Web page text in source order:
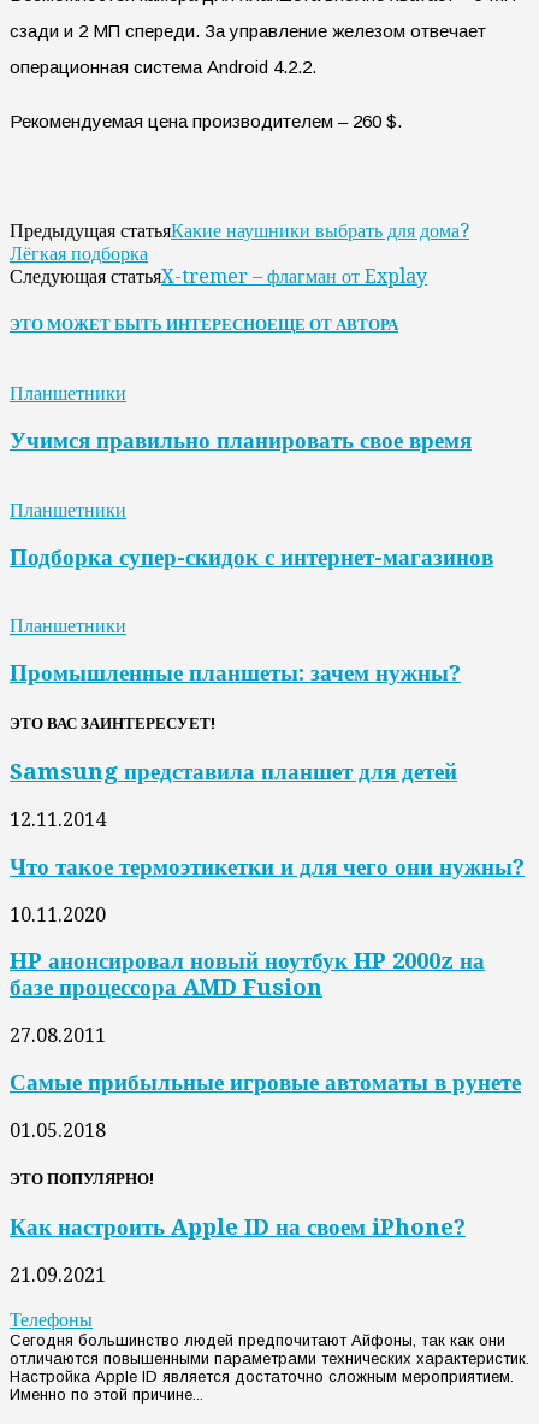
сзади и 2 МП спереди. За управление железом отвечает
операционная система Android 4.2.2.
Рекомендуемая цена производителем – 260 $.
Предыдущая статьяКакие наушники выбрать для дома?
Лёгкая подборка
Следующая статьяX-tremer – флагман от Explay
ЭТО МОЖЕТ БЫТЬ ИНТЕРЕСНОЕЩЕ ОТ АВТОРА
Планшетники
Учимся правильно планировать свое время
Планшетники
Подборка супер-скидок с интернет-магазинов
Планшетники
Промышленные планшеты: зачем нужны?
ЭТО ВАС ЗАИНТЕРЕСУЕТ!
Samsung представила планшет для детей
12.11.2014
Что такое термоэтикетки и для чего они нужны?
10.11.2020
HP анонсировал новый ноутбук HP 2000z на
базе процессора AMD Fusion
27.08.2011
Самые прибыльные игровые автоматы в рунете
01.05.2018
ЭТО ПОПУЛЯРНО!
Как настроить Apple ID на своем iPhone?
21.09.2021
Телефоны
Сегодня большинство людей предпочитают Айфоны, так как они
отличаются повышенными параметрами технических характеристик.
Настройка Apple ID является достаточно сложным мероприятием.
Именно по этой причине...